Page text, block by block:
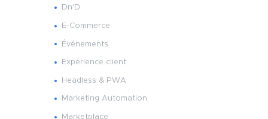
Dn'D
E-Commerce
Événements
Expérience client
Headless & PWA
Marketing Automation
Marketplace